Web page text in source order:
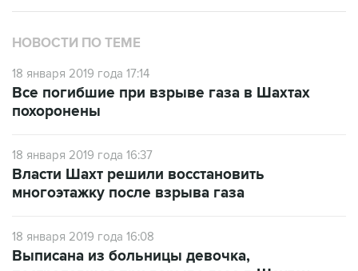
НОВОСТИ ПО ТЕМЕ
18 января 2019 года 17:14
похоронены
18 января 2019 года 16:37
многоэтажку после взрыва газа
18 января 2019 года 16:08
пострадавшая при взрыве газа в Шахтах